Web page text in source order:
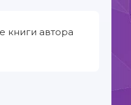
книги автора